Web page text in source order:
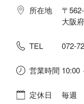
エンジン
所在地
〒
大阪
TEL 072-
営業時間 10:00
定休日 毎週